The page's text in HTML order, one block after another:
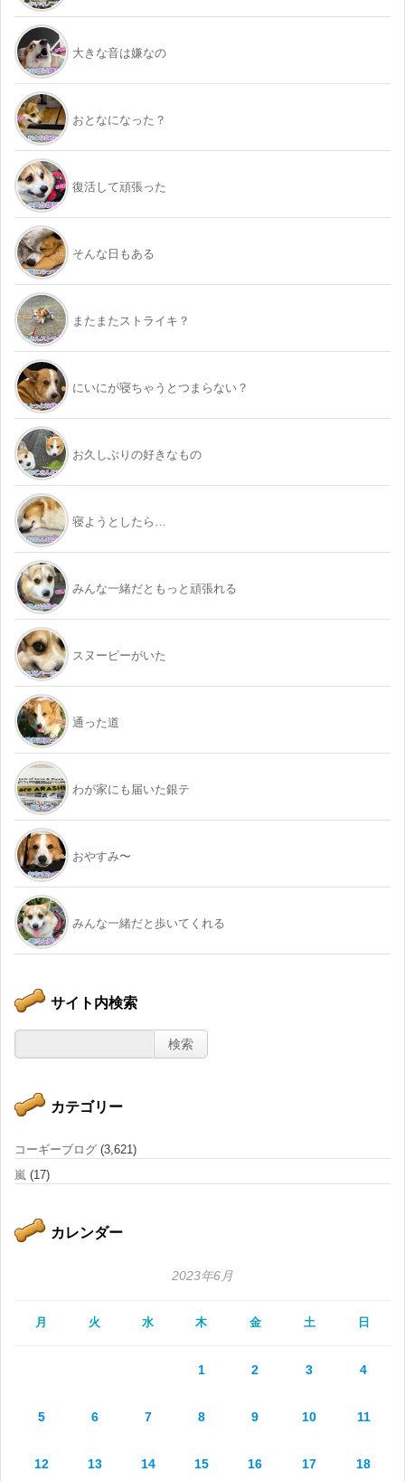
大きな音は嫌なの
おとなになった？
復活して頑張った
そんな日もある
またまたストライキ？
にいにが寝ちゃうとつまらない？
お久しぶりの好きなもの
寝ようとしたら…
みんな一緒だともっと頑張れる
スヌーピーがいた
通った道
わが家にも届いた銀テ
おやすみ〜
みんな一緒だと歩いてくれる
サイト内検索
カテゴリー
コーギーブログ (3,621)
嵐 (17)
カレンダー
2023年6月
月 火 水 木 金 土 日
1 2 3 4
5 6 7 8 9 10 11
12 13 14 15 16 17 18